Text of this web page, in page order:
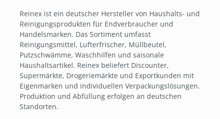
Reinex ist ein deutscher Hersteller von Haushalts- und
Reinigungsprodukten für Endverbraucher und
Handelsmarken. Das Sortiment umfasst
Reinigungsmittel, Lufterfrischer, Müllbeutel,
Putzschwämme, Waschhilfen und saisonale
Haushaltsartikel. Reinex beliefert Discounter,
Supermärkte, Drogeriemärkte und Exportkunden mit
Eigenmarken und individuellen Verpackungslösungen.
Produktion und Abfüllung erfolgen an deutschen
Standorten.